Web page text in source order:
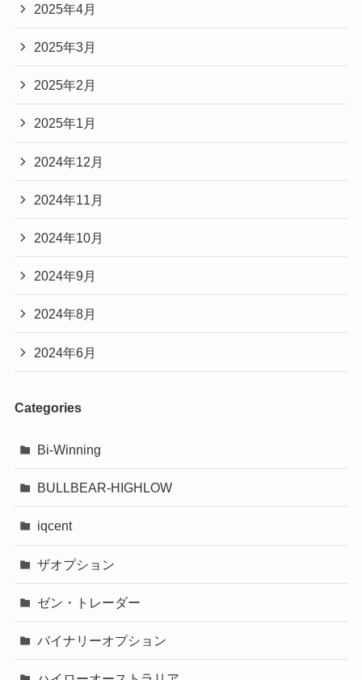
2025年4月
2025年3月
2025年2月
2025年1月
2024年12月
2024年11月
2024年10月
2024年9月
2024年8月
2024年6月
Categories
Bi-Winning
BULLBEAR-HIGHLOW
iqcent
ザオプション
ゼン・トレーダー
バイナリーオプション